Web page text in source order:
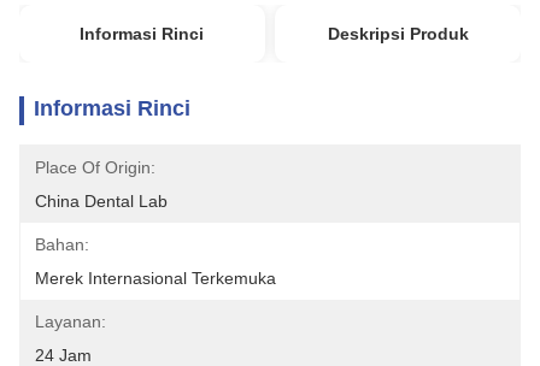
Informasi Rinci Deskripsi Produk
Informasi Rinci
Place Of Origin:
China Dental Lab
Bahan:
Merek Internasional Terkemuka
Layanan:
24 Jam